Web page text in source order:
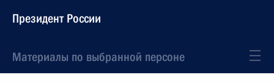
Президент России
Материалы по выбранной персоне